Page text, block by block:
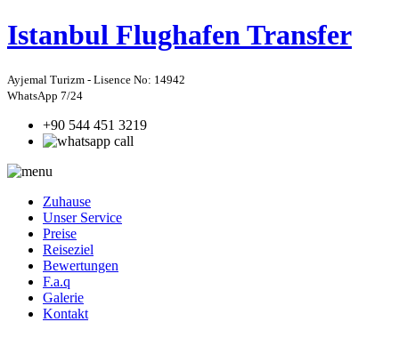
Istanbul Flughafen Transfer
Ayjemal Turizm - Lisence No: 14942
WhatsApp 7/24
+90 544 451 3219
Zuhause
Unser Service
Preise
Reiseziel
Bewertungen
F.a.q
Galerie
Kontakt